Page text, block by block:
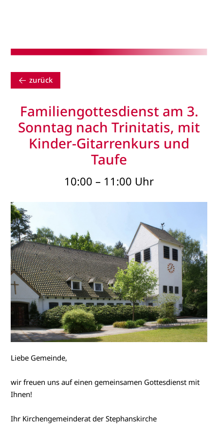
zurück
Familiengottesdienst am 3.
Sonntag nach Trinitatis, mit
Kinder-Gitarrenkurs und
Taufe
10:00 – 11:00 Uhr
Liebe Gemeinde,
wir freuen uns auf einen gemeinsamen Gottesdienst mit
Ihnen!
Ihr Kirchengemeinderat der Stephanskirche